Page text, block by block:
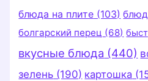
блюда на плите (103)
болгарский перец (68)
вкусные блюда (440)
зелень (190) картошка